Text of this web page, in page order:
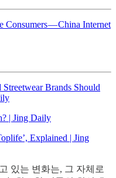
Consumers — China Internet
Brands Should
| Jing Daily
Explained | Jing
있는 변화는, 그 자체로